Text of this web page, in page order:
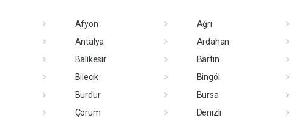
Afyon
Ağrı
Antalya
Ardahan
Balıkesir
Bartın
Bilecik
Bingöl
Burdur
Bursa
Çorum
Denizli